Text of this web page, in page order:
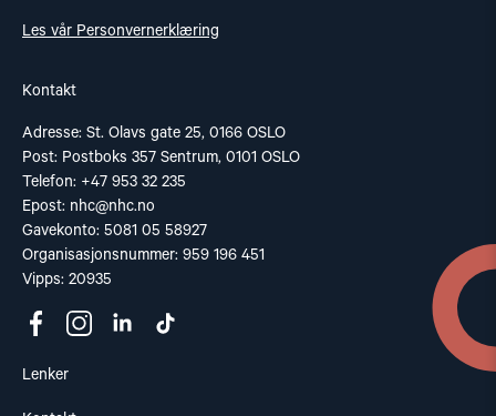
Les vår Personvernerklæring
Kontakt
Adresse: St. Olavs gate 25, 0166 OSLO
Post: Postboks 357 Sentrum, 0101 OSLO
Telefon: +47 953 32 235
Epost: nhc@nhc.no
Gavekonto: 5081 05 58927
Organisasjonsnummer: 959 196 451
Vipps: 20935
Lenker